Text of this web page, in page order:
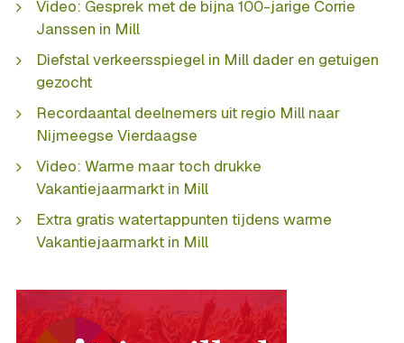
Video: Gesprek met de bijna 100-jarige Corrie
Janssen in Mill
Diefstal verkeersspiegel in Mill dader en getuigen
gezocht
Recordaantal deelnemers uit regio Mill naar
Nijmeegse Vierdaagse
Video: Warme maar toch drukke
Vakantiejaarmarkt in Mill
Extra gratis watertappunten tijdens warme
Vakantiejaarmarkt in Mill